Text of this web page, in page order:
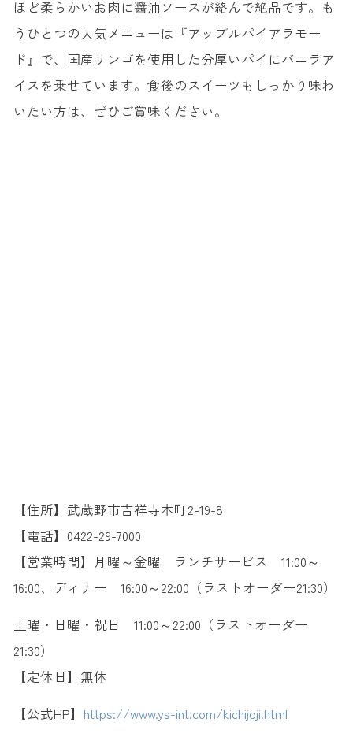
ほど柔らかいお肉に醤油ソースが絡んで絶品です。も
うひとつの人気メニューは『アップルパイアラモー
ド』で、国産リンゴを使用した分厚いパイにバニラア
イスを乗せています。食後のスイーツもしっかり味わ
いたい方は、ぜひご賞味ください。
【住所】武蔵野市吉祥寺本町2-19-8
【電話】0422-29-7000
【営業時間】月曜～金曜 ランチサービス 11:00～
16:00、ディナー 16:00～22:00（ラストオーダー21:30）
土曜・日曜・祝日 11:00～22:00（ラストオーダー
21:30）
【定休日】無休
【公式HP】 https://www.ys-int.com/kichijoji.html